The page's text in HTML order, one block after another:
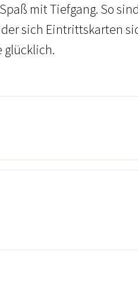
mit Tiefgang. So
sich Eintrittskarten
glücklich.